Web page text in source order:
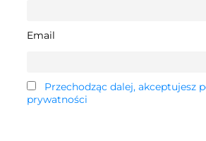
Email
Przechodząc dalej, akceptujesz
prywatności